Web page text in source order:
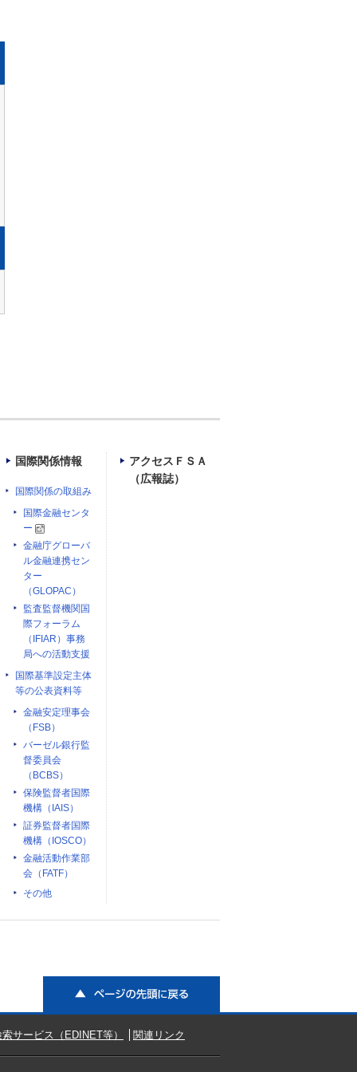
国際関係情報
国際関係の取組み
国際金融センタ
ー
金融庁グローバ
ル金融連携セン
ター
（GLOPAC）
監査監督機関国
際フォーラム
（IFIAR）事務
局への活動支援
国際基準設定主体
等の公表資料等
金融安定理事会
（FSB）
バーゼル銀行監
督委員会
（BCBS）
保険監督者国際
機構（IAIS）
証券監督者国際
機構（IOSCO）
金融活動作業部
会（FATF）
その他
アクセスＦＳＡ
（広報誌）
サービス（EDINET等） 関連リンク